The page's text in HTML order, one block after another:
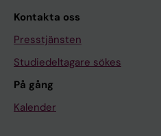
Kontakta oss
Presstjänsten
Studiedeltagare sökes
På gång
Kalender